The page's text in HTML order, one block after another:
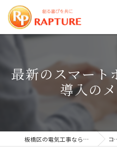
最新のスマート
導入の
板橋区の電気工事なら株式会社ラプチャー コラム